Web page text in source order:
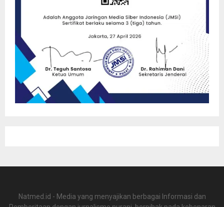
Natmed.id - Media yang menyajikan berbagai Informasi dan